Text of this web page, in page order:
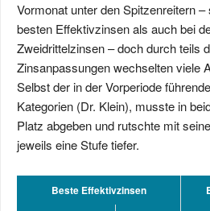
Vormonat unter den Spitzenreitern
besten Effektivzinsen als auch bei
Zweidrittelzinsen – doch durch teils
Zinsanpassungen wechselten viele
Selbst der in der Vorperiode
Kategorien (Dr. Klein), musste in
Platz abgeben und rutschte mit
jeweils eine Stufe tiefer.
Beste Effektivzinsen